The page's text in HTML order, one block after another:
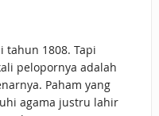
1808. Tapi
pelopornya adalah
Paham yang
agama justru lahir